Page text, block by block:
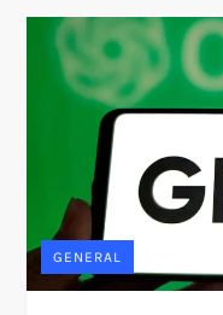
GENERAL